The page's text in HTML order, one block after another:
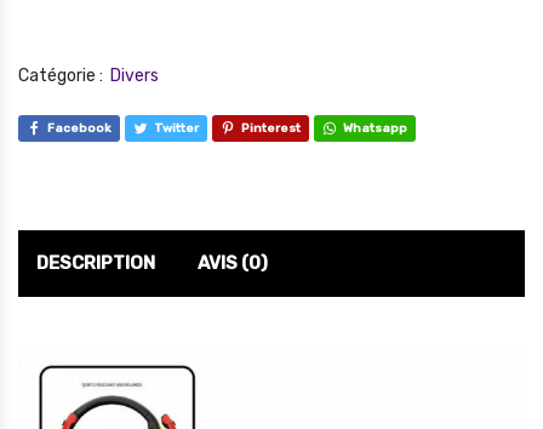
Catégorie : Divers
Facebook Twitter Pinterest Whatsapp
DESCRIPTION AVIS (0)